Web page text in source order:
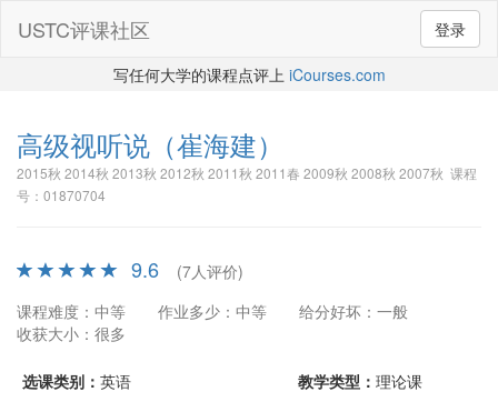
登录
USTC评课社区
写任何大学的课程点评上 iCourses.com
高级视听说 （崔海建）
2015秋 2014秋 2013秋 2012秋 2011秋 2011春 2009秋 2008秋 2007秋 课程
号：01870704
9.6
(7人评价)
课程难度：中等
作业多少：中等
给分好坏：一般
收获大小：很多
选课类别： 英语 教学类型： 理论课